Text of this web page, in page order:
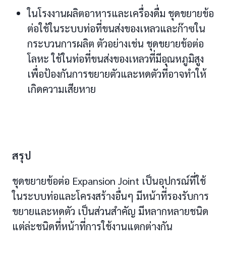
ในโรงงานผลิตอาหารและเครื่องดื่ม ชุดขยายข้อ
ต่อใช้ในระบบท่อที่ขนส่งของเหลวและก๊าซใน
กระบวนการผลิต ตัวอย่างเช่น ชุดขยายข้อต่อ
โลหะ ใช้ในท่อที่ขนส่งของเหลวที่มีอุณหภูมิสูง
เพื่อป้องกันการขยายตัวและหดตัวที่อาจทำให้
เกิดความเสียหาย
สรุป
ชุดขยายข้อต่อ Expansion Joint เป็นอุปกรณ์ที่ใช้
ในระบบท่อและโครงสร้างอื่นๆ มีหน้าที่รองรับการ
ขยายและหดตัว เป็นส่วนสำคัญ มีหลากหลายชนิด
แต่ล่ะชนิดที่หน้าที่การใช้งานแตกต่างกัน